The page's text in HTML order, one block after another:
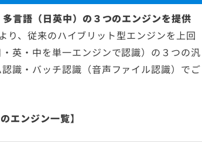
言語（日英中）の３つのエンジンを提供
、従来のハイブリット型エンジンを上回
英・中を単一エンジンで認識）の３つの汎
識・バッチ認識（音声ファイル認識）でご
エンジン一覧】